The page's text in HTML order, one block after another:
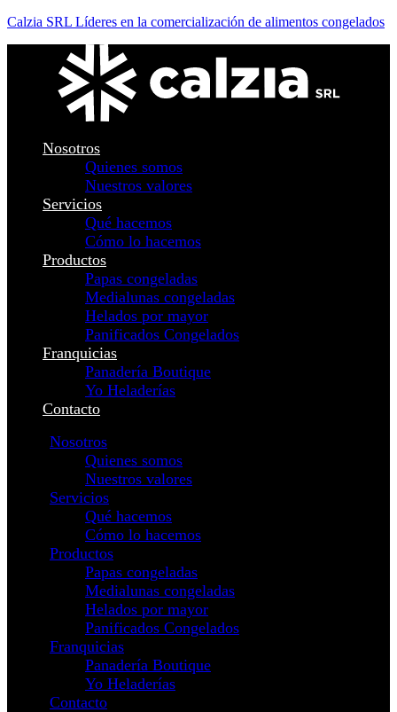
Calzia SRL Líderes en la comercialización de alimentos congelados
Nosotros
Quienes somos
Nuestros valores
Servicios
Qué hacemos
Cómo lo hacemos
Productos
Papas congeladas
Medialunas congeladas
Helados por mayor
Panificados Congelados
Franquicias
Panadería Boutique
Yo Heladerías
Contacto
Nosotros
Quienes somos
Nuestros valores
Servicios
Qué hacemos
Cómo lo hacemos
Productos
Papas congeladas
Medialunas congeladas
Helados por mayor
Panificados Congelados
Franquicias
Panadería Boutique
Yo Heladerías
Contacto